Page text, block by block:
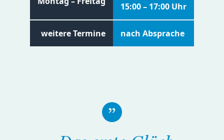
15:00 – 17:00 Uhr
weitere Termine nach Absprache